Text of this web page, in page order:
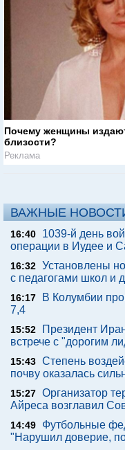
Почему женщины
близости?
Реклама
ВАЖНЫЕ
16:40
1039-й день
операции в Иудее и
16:32 Установлены
с педагогами школ и
16:17
В Колумбии
7,4
15:52
Президент
встрече с "дорогим
15:43 Степень
почву оказалась
15:27 Организатор
Айреса возглавил
14:49
Футбольные
"Нарушил доверие,